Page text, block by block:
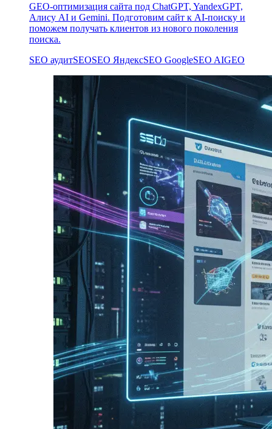
GEO-оптимизация сайта под ChatGPT, YandexGPT,
Алису AI и Gemini. Подготовим сайт к AI-поиску и
поможем получать клиентов из нового поколения
поиска.
SEO аудитSEOSEO ЯндексSEO GoogleSEO AIGEO